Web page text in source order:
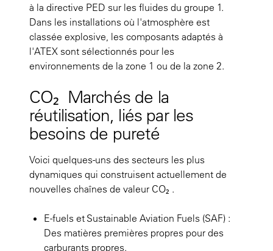
à la directive PED sur les fluides du groupe 1.
Dans les installations où l'atmosphère est
classée explosive, les composants adaptés à
l'ATEX sont sélectionnés pour les
environnements de la zone 1 ou de la zone 2.
CO₂ Marchés de la
réutilisation, liés par les
besoins de pureté
Voici quelques-uns des secteurs les plus
dynamiques qui construisent actuellement de
nouvelles chaînes de valeur CO₂ .
E-fuels et Sustainable Aviation Fuels (SAF) :
Des matières premières propres pour des
carburants propres.